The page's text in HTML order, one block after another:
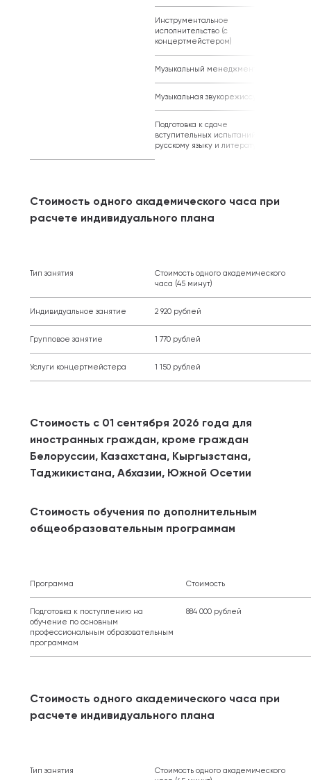
Инструментальное
исполнительство (с
концертмейстером)
Музыкальный менеджмент
Музыкальная звукорежиссура
Подготовка к сдаче
вступительных испытаний по
русскому языку и литературе
Стоимость одного академического часа при
расчете индивидуального плана
Тип занятия
Стоимость одного академического
часа (45 минут)
Индивидуальное занятие 2 920 рублей
Групповое занятие 1 770 рублей
Услуги концертмейстера 1 150 рублей
Стоимость с 01 сентября 2026 года для
иностранных граждан, кроме граждан
Белоруссии, Казахстана, Кыргызстана,
Таджикистана, Абхазии, Южной Осетии
Стоимость обучения по дополнительным
общеобразовательным программам
Программа Стоимость
Подготовка к поступлению на
обучение по основным
профессиональным образовательным
программам
884 000 рублей
Стоимость одного академического часа при
расчете индивидуального плана
Тип занятия
Стоимость одного академического